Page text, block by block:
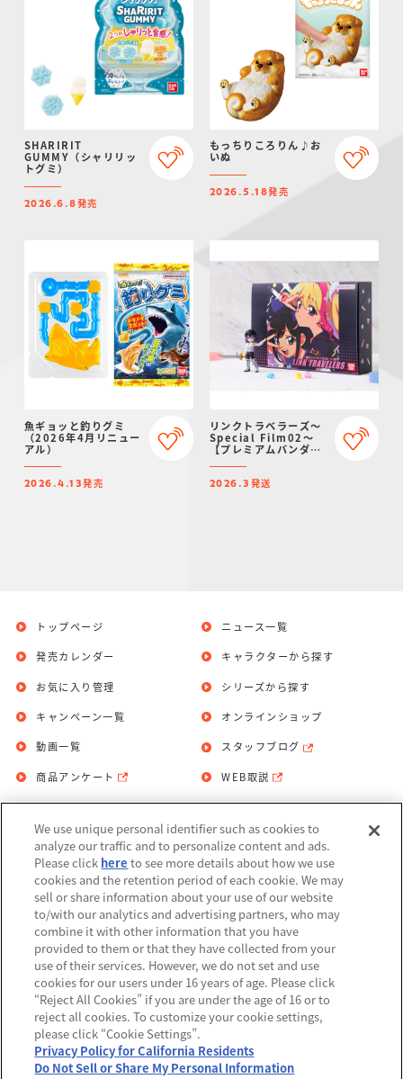
SHARIRIT
GUMMY（シャリリッ
トグミ）
2026.6.8発売
もっちりころりん♪お
いぬ
2026.5.18発売
魚ギョッと釣りグミ
（2026年4月リニュー
アル）
2026.4.13発売
リンクトラベラーズ～
Special Film02～
【プレミアムバンダイ
2026.3 発送
トップページ
発売カレンダー
お気に入り管理
ニュース一覧
キャラクターから探す
シリーズから探す
キャンペーン一覧
動画一覧
商品アンケート
オンラインショップ
スタッフブログ
WEB取説
お問い合わせ 個人情報保護方針
利用規約
Do Not Sell or Share My Personal
Information
アレルギー情報
©BANDAI
We use unique personal identifier such as cookies to
analyze our traffic and to personalize content and ads.
Please click here to see more details about how we use
cookies and the retention period of each cookie. We may
sell or share information about your use of our website
to/with our analytics and advertising partners, who may
combine it with other information that you have
provided to them or that they have collected from your
use of their services. However, we do not set and use
cookies for our users under 16 years of age. Please click
“Reject All Cookies” if you are under the age of 16 or to
reject all cookies. To customize your cookie settings,
please click “Cookie Settings”.
Privacy Policy for California Residents
Do Not Sell or Share My Personal Information